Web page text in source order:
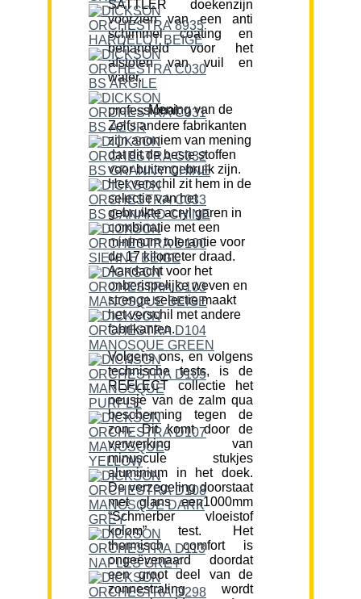
SATTLER doekenzijn
voorzien van een anti
schimmel coating en
behandeld voor het
afstoten van vuil en
water.
Mening van de professional:
Zelfs andere fabrikanten
zijn anoniem van mening
dat dit de beste stoffen
voor buitengebruik zijn.
Het verschil zit hem in de
selectie van het
gebruikte acryl garen in
combinatie met een
minimum tolerantie voor
de 17 kilometer draad.
Aandacht voor het
onberispelijke weven en
strenge selectie maakt
het verschil met andere
fabrikanten.
Volgens ons, en volgens
technische tests, is de
REFLECT collectie het
neusje van de zalm qua
bescherming tegen de
zon. Dit komt door de
verwerking van
minuscule stukjes
aluminium in het doek.
De verzegeling doorstaat
met glans een1000mm
“Schmerber vloeistof
kolom” test. Het
thermisch comfort is
ongeëvenaard doordat
een groot deel van de
zonnestraling wordt